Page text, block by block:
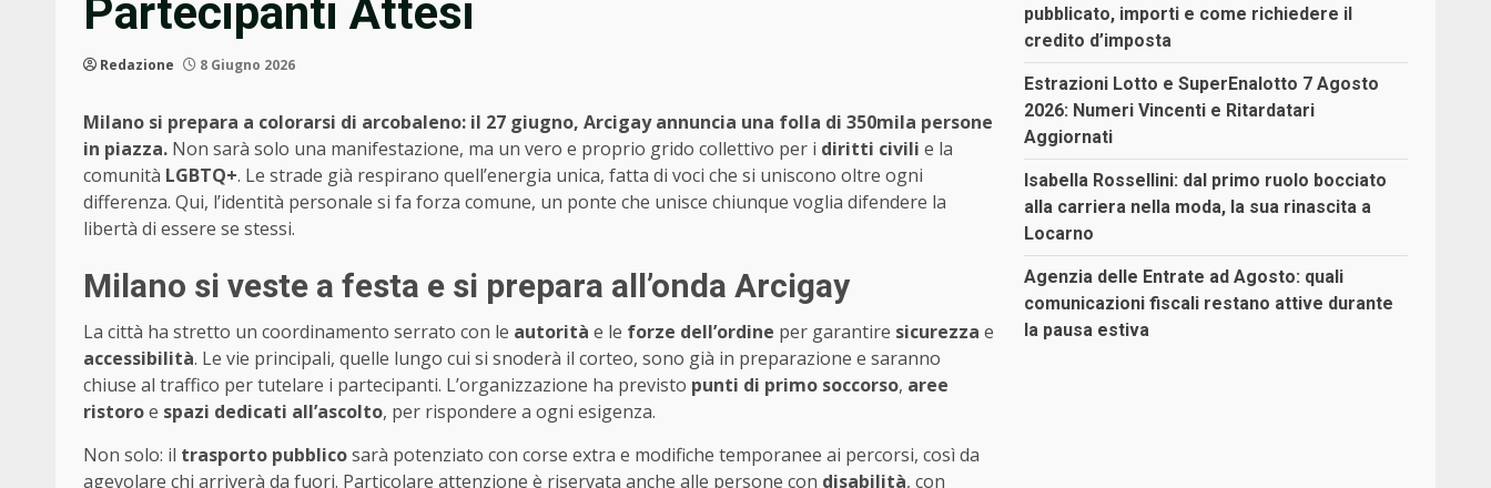
Partecipanti Attesi
Redazione 8 Giugno 2026
Milano si prepara a colorarsi di arcobaleno: il 27 giugno, Arcigay annuncia una folla di 350mila persone
in piazza. Non sarà solo una manifestazione, ma un vero e proprio grido collettivo per i diritti civili e la
comunità LGBTQ+. Le strade già respirano quell’energia unica, fatta di voci che si uniscono oltre ogni
differenza. Qui, l’identità personale si fa forza comune, un ponte che unisce chiunque voglia difendere la
libertà di essere se stessi.
Milano si veste a festa e si prepara all’onda Arcigay
La città ha stretto un coordinamento serrato con le autorità e le forze dell’ordine per garantire sicurezza e
accessibilità. Le vie principali, quelle lungo cui si snoderà il corteo, sono già in preparazione e saranno
chiuse al traffico per tutelare i partecipanti. L’organizzazione ha previsto punti di primo soccorso, aree
ristoroe spazi dedicati all’ascolto, per rispondere a ogni esigenza.
Non solo: il trasporto pubblicosarà potenziato con corse extra e modifiche temporanee ai percorsi, così da
agevolare chi arriverà da fuori. Particolare attenzione è riservata anche alle persone con disabilità, con
pubblicato, importi e come richiedere il
credito d’imposta
Estrazioni Lotto e SuperEnalotto 7 Agosto
2026: Numeri Vincenti e Ritardatari
Aggiornati
Isabella Rossellini: dal primo ruolo bocciato
alla carriera nella moda, la sua rinascita a
Locarno
Agenzia delle Entrate ad Agosto: quali
comunicazioni fiscali restano attive durante
la pausa estiva